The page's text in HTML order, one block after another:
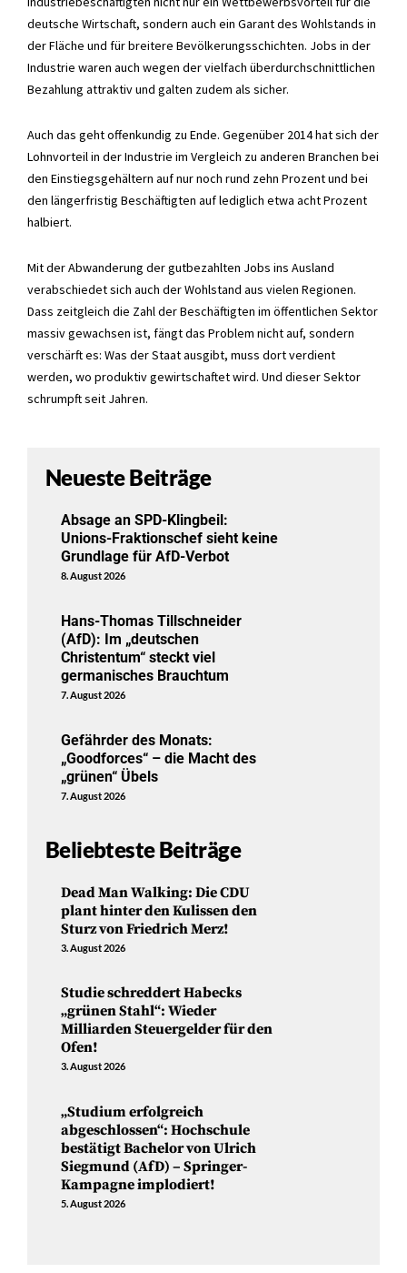
deutsche Wirtschaft, sondern auch ein Garant des Wohlstands in
der Fläche und für breitere Bevölkerungsschichten. Jobs in der
Industrie waren auch wegen der vielfach überdurchschnittlichen
Bezahlung attraktiv und galten zudem als sicher.
Auch das geht offenkundig zu Ende. Gegenüber 2014 hat sich der
Lohnvorteil in der Industrie im Vergleich zu anderen Branchen bei
den Einstiegsgehältern auf nur noch rund zehn Prozent und bei
den längerfristig Beschäftigten auf lediglich etwa acht Prozent
halbiert.
Mit der Abwanderung der gutbezahlten Jobs ins Ausland
verabschiedet sich auch der Wohlstand aus vielen Regionen.
Dass zeitgleich die Zahl der Beschäftigten im öffentlichen Sektor
massiv gewachsen ist, fängt das Problem nicht auf, sondern
verschärft es: Was der Staat ausgibt, muss dort verdient
werden, wo produktiv gewirtschaftet wird. Und dieser Sektor
schrumpft seit Jahren.
Neueste Beiträge
Absage an SPD-Klingbeil:
Unions-Fraktionschef sieht keine
Grundlage für AfD-Verbot
8. August 2026
Hans-Thomas Tillschneider
(AfD): Im „deutschen
Christentum“ steckt viel
germanisches Brauchtum
7. August 2026
Gefährder des Monats:
„Goodforces“ – die Macht des
„grünen“ Übels
7. August 2026
Beliebteste Beiträge
Dead Man Walking: Die CDU
plant hinter den Kulissen den
Sturz von Friedrich Merz!
3. August 2026
Studie schreddert Habecks
„grünen Stahl“: Wieder
Milliarden Steuergelder für den
Ofen!
3. August 2026
„Studium erfolgreich
abgeschlossen“: Hochschule
bestätigt Bachelor von Ulrich
Siegmund (AfD) – Springer-
Kampagne implodiert!
5. August 2026